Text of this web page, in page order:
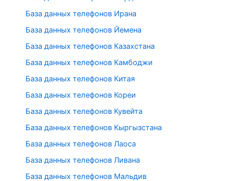
База данных телефонов Ирана
База данных телефонов Йемена
База данных телефонов Казахстана
База данных телефонов Камбоджи
База данных телефонов Китая
База данных телефонов Кореи
База данных телефонов Кувейта
База данных телефонов Кыргызстана
База данных телефонов Лаоса
База данных телефонов Ливана
База данных телефонов Мальдив